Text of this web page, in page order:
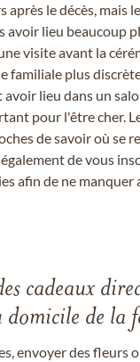
le décès, mais
lieu beaucoup
visite avant la
familiale plus
lieu dans un
pour l'être cher.
de savoir où se
de vous
afin de ne manquer
cadeaux
domicile de la
envoyer des fleurs